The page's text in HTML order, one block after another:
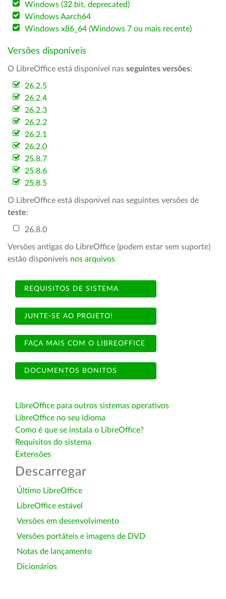
Windows (32 bit, deprecated)
Windows Aarch64
Windows x86_64 (Windows 7 ou mais recente)
Versões disponíveis
O LibreOffice está disponível nas seguintes versões:
26.2.5
26.2.4
26.2.3
26.2.2
26.2.1
26.2.0
25.8.7
25.8.6
25.8.5
O LibreOffice está disponível nas seguintes versões de
teste:
26.8.0
Versões antigas do LibreOffice (podem estar sem suporte)
estão disponíveis nos arquivos
REQUISITOS DE SISTEMA
JUNTE-SE AO PROJETO!
FAÇA MAIS COM O LIBREOFFICE
DOCUMENTOS BONITOS
LibreOffice para outros sistemas operativos
LibreOffice no seu idioma
Como é que se instala o LibreOffice?
Requisitos do sistema
Extensões
Descarregar
Último LibreOffice
LibreOffice estável
Versões em desenvolvimento
Versões portáteis e imagens de DVD
Notas de lançamento
Dicionários